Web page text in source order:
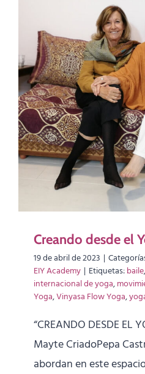
Creando desde el
19 de abril de 2023 |
EIY Academy | Etiquetas:baile,
internacional de yoga,
Yoga,Vinyasa Flow Yoga,
“CREANDO DESDE EL
Mayte CriadoPepa
abordan en este